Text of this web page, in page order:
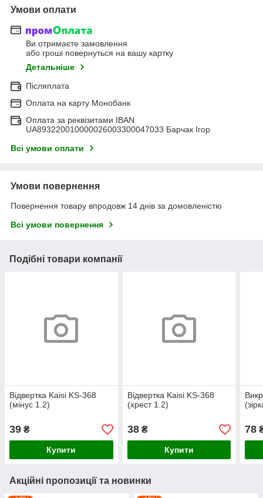
Умови оплати
Ви отримаєте замовлення
або гроші повернуться на вашу картку
Детальніше
Післяплата
Оплата на карту Монобанк
Оплата за реквізитами IBAN
UA893220010000026003300047033 Барчак Ігор
Всі умови оплати
Умови повернення
Повернення товару впродовж 14 днів за домовленістю
Всі умови повернення
Подібні товари компанії
Відвертка Kaisi KS-368
(мінус 1.2)
39 ₴
Купити
Відвертка Kaisi KS-368
(хрест 1.2)
38₴
Купити
78
Акційні пропозиції та новинки